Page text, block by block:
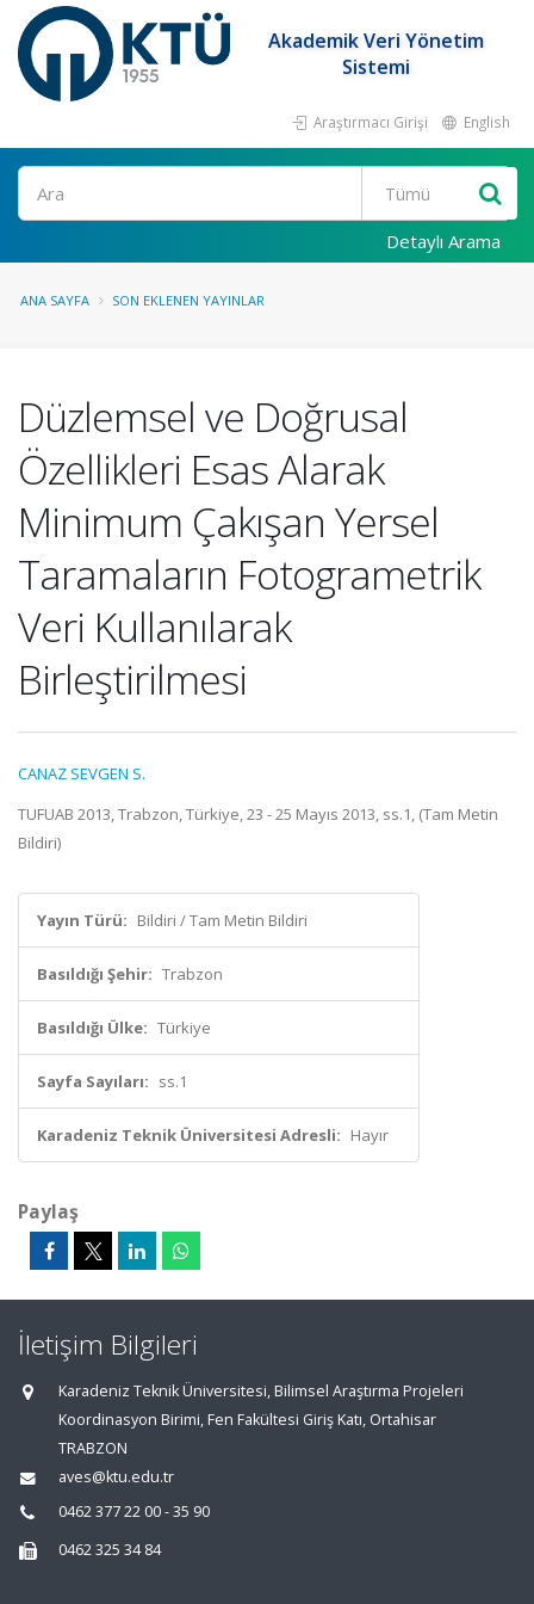
Akademik Veri Yönetim
Sistemi
Araştırmacı Girişi English
Ara
Detaylı Arama
ANA SAYFA SON EKLENEN YAYINLAR
Düzlemsel ve Doğrusal
Özellikleri Esas Alarak
Minimum Çakışan Yersel
Taramaların Fotogrametrik
Veri Kullanılarak
Birleştirilmesi
CANAZ SEVGEN S.
TUFUAB 2013, Trabzon, Türkiye, 23 - 25 Mayıs 2013, ss.1, (Tam Metin
Bildiri)
Yayın Türü: Bildiri / Tam Metin Bildiri
Basıldığı Şehir: Trabzon
Basıldığı Ülke: Türkiye
Sayfa Sayıları: ss.1
Karadeniz Teknik Üniversitesi Adresli: Hayır
Paylaş
İletişim Bilgileri
Karadeniz Teknik Üniversitesi, Bilimsel Araştırma Projeleri
Koordinasyon Birimi, Fen Fakültesi Giriş Katı, Ortahisar
TRABZON
aves@ktu.edu.tr
0462 377 22 00 - 35 90
0462 325 34 84